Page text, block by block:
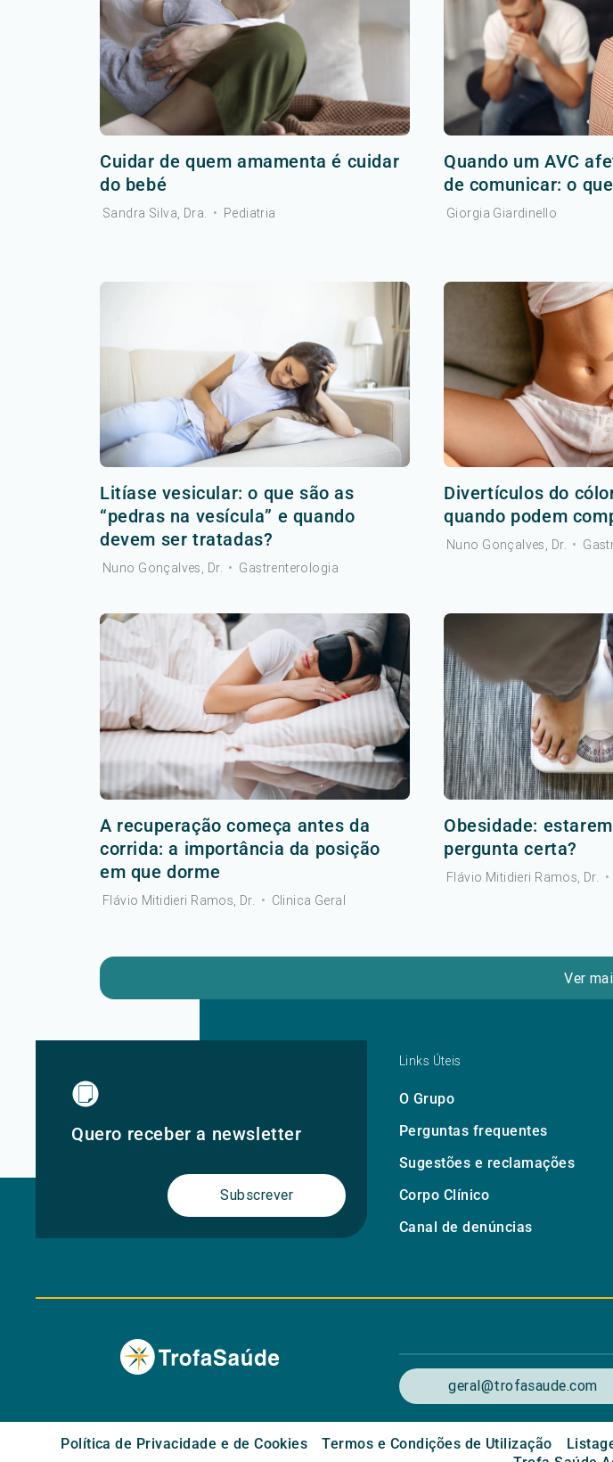
Cuidar de quem amamenta é cuidar
do bebé
Sandra Silva, Dra. • Pediatria
Quando um AVC
de comunicar: o
Giorgia Giardinello
Litíase vesicular: o que são as
“pedras na vesícula” e quando
devem ser tratadas?
Nuno Gonçalves, Dr. • Gastrenterologia
Divertículos do
quando podem
Nuno Gonçalves, Dr. •
A recuperação começa antes da
corrida: a importância da posição
em que dorme
Flávio Mitidieri Ramos, Dr. • Clinica Geral
Obesidade:
pergunta certa?
Flávio Mitidieri Ramos, Dr. •
Ver
Quero receber a newsletter
Subscrever
Links Úteis
O Grupo
Perguntas frequentes
Sugestões e reclamações
Corpo Clínico
Canal de denúncias
geral@trofasaude.com
Política de Privacidade e de Cookies Termos e Condições de Utilização